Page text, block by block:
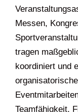
Messen,
tragen
koordiniert und
Teamfähigkeit,